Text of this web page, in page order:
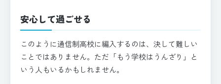
安心して過ごせる
このように通信制高校に編入するのは、決して難しい
ことではありません。ただ「もう学校はうんざり」と
いう人もいるかもしれません。